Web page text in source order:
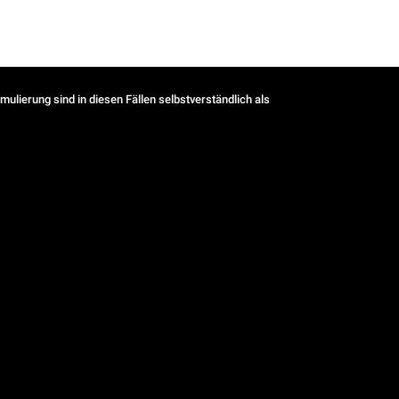
sind in diesen Fällen selbstverständlich als